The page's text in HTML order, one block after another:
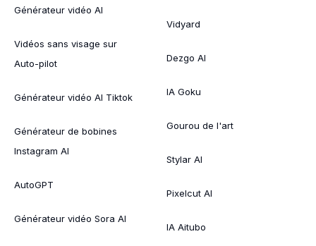
Générateur vidéo AI
Vidéos sans visage sur
Auto-pilot
Générateur vidéo AI Tiktok
Générateur de bobines
Instagram AI
AutoGPT
Générateur vidéo Sora AI
Vidyard
Dezgo AI
IA Goku
Gourou de l'art
Stylar AI
Pixelcut AI
IA Aitubo